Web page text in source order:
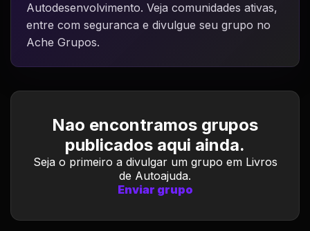
Autodesenvolvimento. Veja comunidades ativas,
entre com seguranca e divulgue seu grupo no
Ache Grupos.
Nao encontramos grupos
publicados aqui ainda.
Seja o primeiro a divulgar um grupo em Livros
de Autoajuda.
Enviar grupo